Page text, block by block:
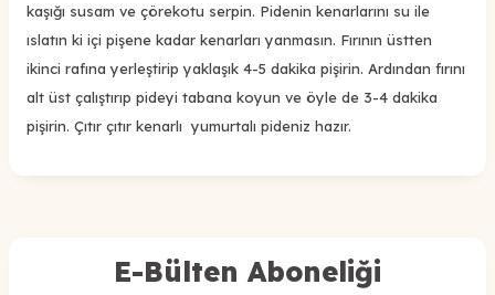
kaşığı susam ve çörekotu serpin. Pidenin kenarlarını su ile
ıslatın ki içi pişene kadar kenarları yanmasın. Fırının üstten
ikinci rafına yerleştirip yaklaşık 4-5 dakika pişirin. Ardından fırını
alt üst çalıştırıp pideyi tabana koyun ve öyle de 3-4 dakika
pişirin. Çıtır çıtır kenarlı yumurtalı pideniz hazır.
E-Bülten Aboneliği